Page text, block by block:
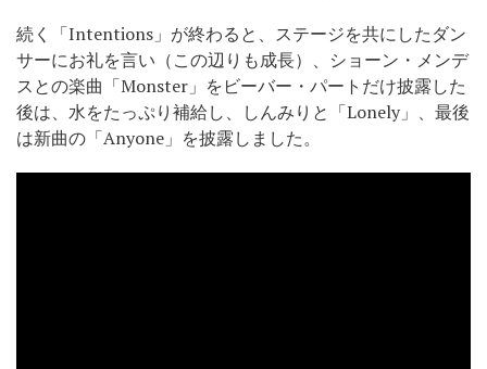
続く「Intentions」が終わると、ステージを共にしたダン
サーにお礼を言い（この辺りも成長）、ショーン・メンデ
スとの楽曲「Monster」をビーバー・パートだけ披露した
後は、水をたっぷり補給し、しんみりと「Lonely」、最後
は新曲の「Anyone」を披露しました。